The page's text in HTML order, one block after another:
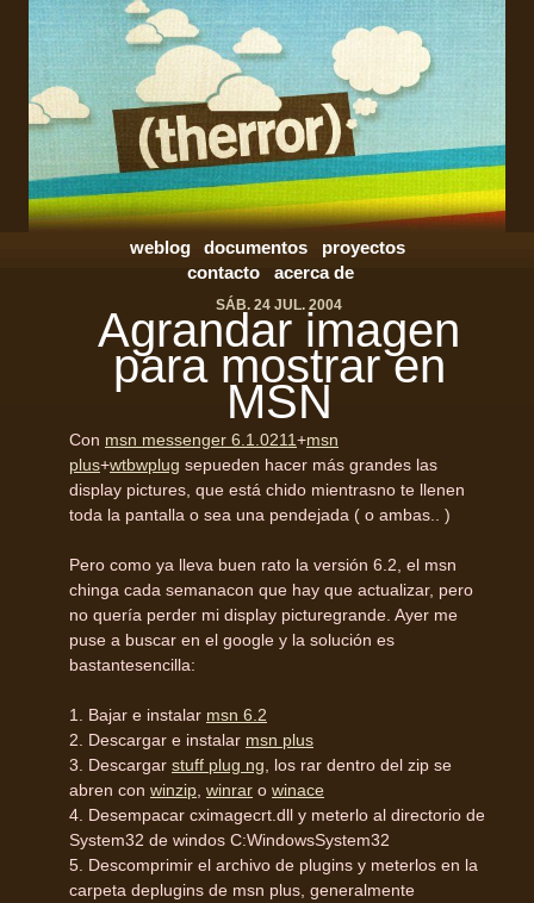
weblog documentos
proyectos
contacto
acerca de
SÁB. 24 JUL. 2004
Agrandar imagen
para mostrar en
MSN
Con msn messenger 6.1.0211+msn
plus+wtbwplug sepueden hacer más grandes las
display pictures, que está chido mientrasno te llenen
toda la pantalla o sea una pendejada ( o ambas.. )
Pero como ya lleva buen rato la versión 6.2, el msn
chinga cada semanacon que hay que actualizar, pero
no quería perder mi display picturegrande. Ayer me
puse a buscar en el google y la solución es
bastantesencilla:
1. Bajar e instalar msn 6.2
2. Descargar e instalar msn plus
3. Descargar stuff plug ng , los rar dentro del zip se
abren con winzip winrar o winace
4. Desempacar cximagecrt.dll y meterlo al directorio de
System32 de windos C:WindowsSystem32
5. Descomprimir el archivo de plugins y meterlos en la
carpeta deplugins de msn plus, generalmente